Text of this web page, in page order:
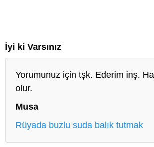
İyi ki Varsınız
Yorumunuz için tşk. Ederim inş.
olur.
Musa
Rüyada buzlu suda balık tutmak